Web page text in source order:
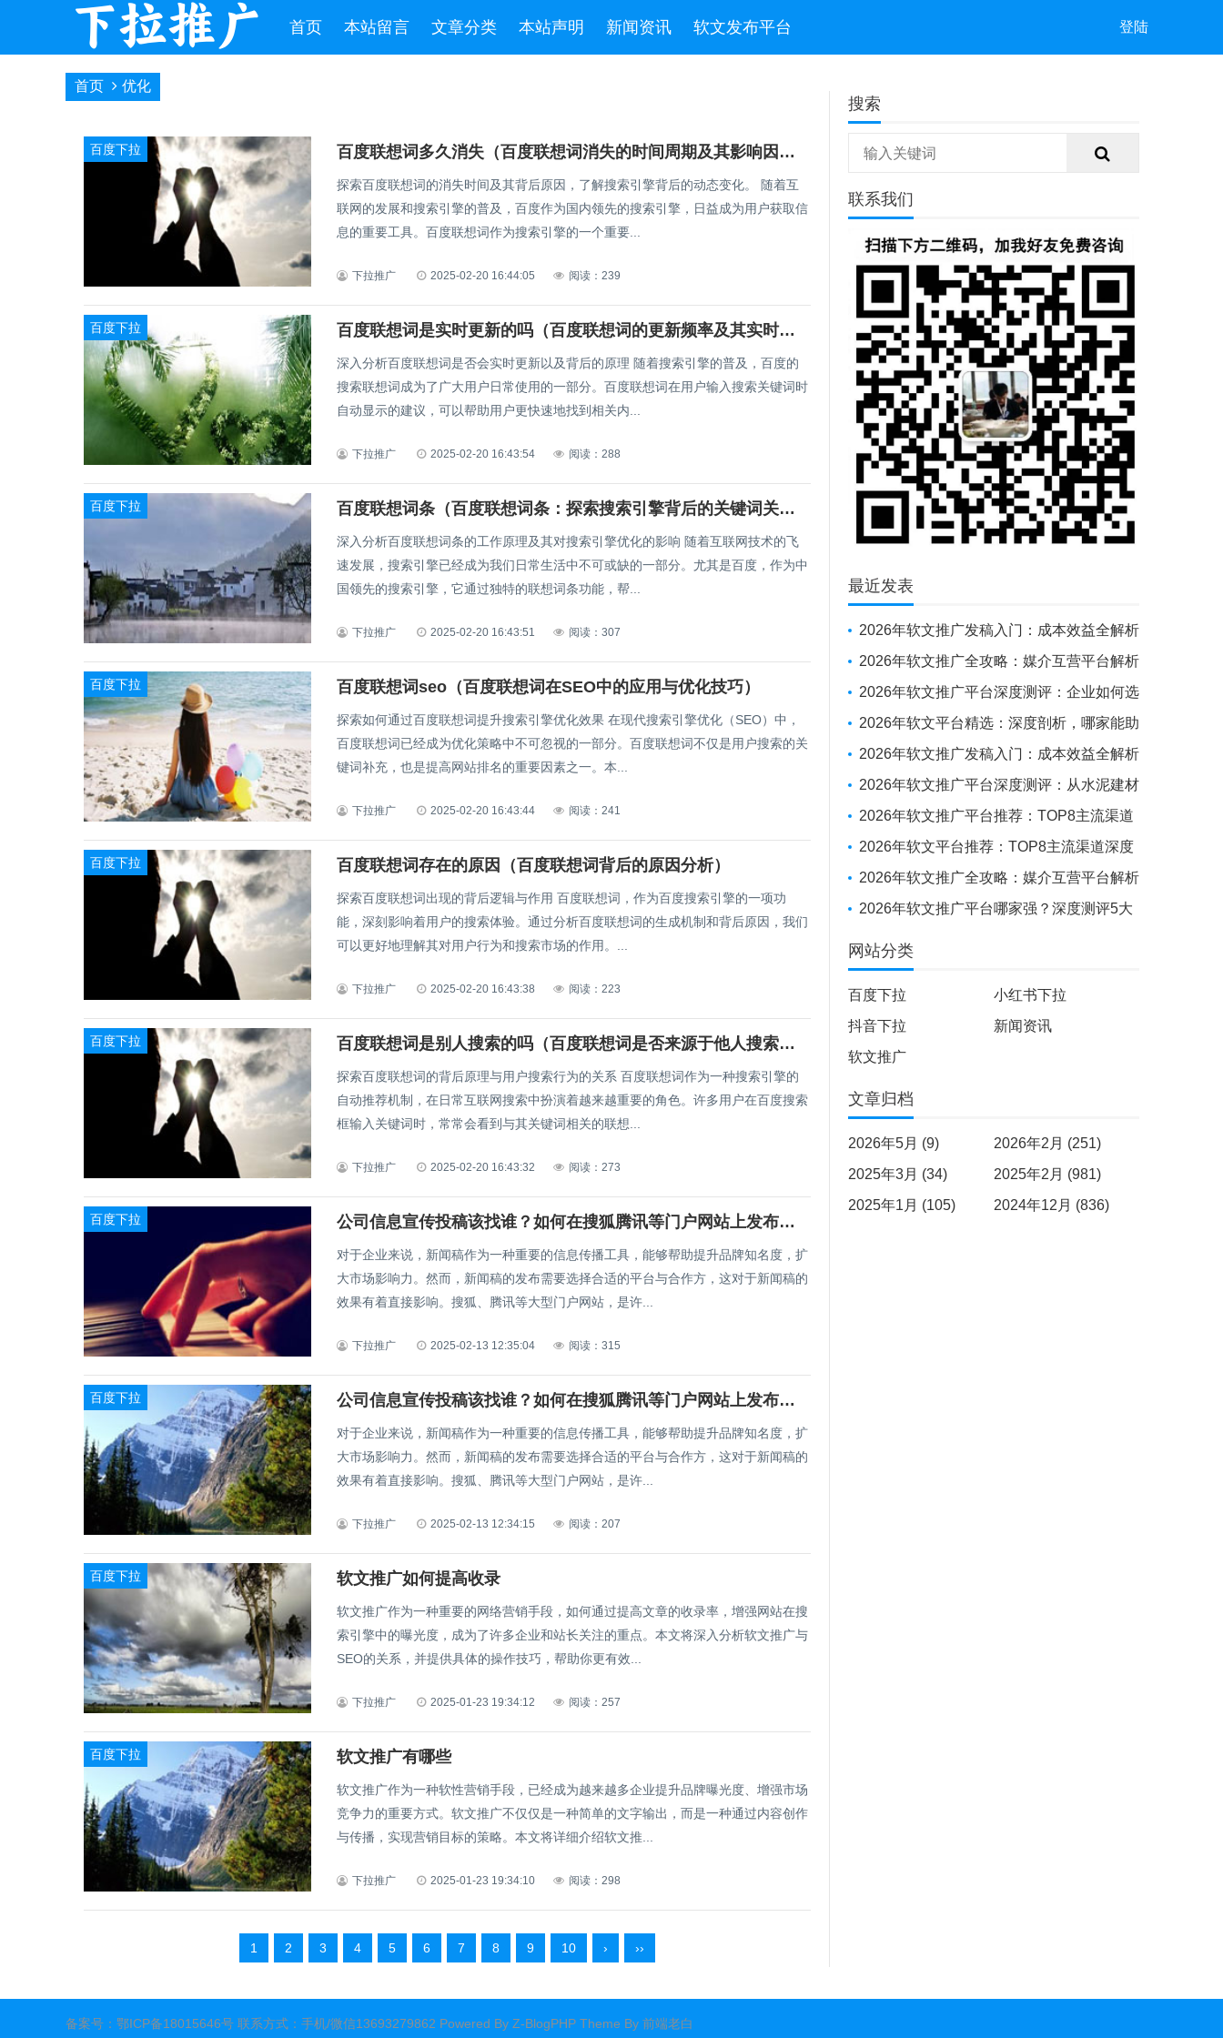
首页 本站留言 文章分类 本站声明 新闻资讯 软文发布平台 登陆
首页 优化
百度下拉 百度联想词多久消失（百度联想词消失的时间周期及其影响因素解析）
探索百度联想词的消失时间及其背后原因，了解搜索引擎背后的动态变化。 随着互
联网的发展和搜索引擎的普及，百度作为国内领先的搜索引擎，日益成为用户获取信
息的重要工具。百度联想词作为搜索引擎的一个重要...
下拉推广 2025-02-20 16:44:05 阅读：239
百度下拉 百度联想词是实时更新的吗（百度联想词的更新频率及其实时性探讨）
深入分析百度联想词是否会实时更新以及背后的原理 随着搜索引擎的普及，百度的
搜索联想词成为了广大用户日常使用的一部分。百度联想词在用户输入搜索关键词时
自动显示的建议，可以帮助用户更快速地找到相关内...
下拉推广 2025-02-20 16:43:54 阅读：288
百度下拉 百度联想词条（百度联想词条：探索搜索引擎背后的关键词关联）
深入分析百度联想词条的工作原理及其对搜索引擎优化的影响 随着互联网技术的飞
速发展，搜索引擎已经成为我们日常生活中不可或缺的一部分。尤其是百度，作为中
国领先的搜索引擎，它通过独特的联想词条功能，帮...
下拉推广 2025-02-20 16:43:51 阅读：307
百度下拉 百度联想词seo（百度联想词在SEO中的应用与优化技巧）
探索如何通过百度联想词提升搜索引擎优化效果 在现代搜索引擎优化（SEO）中，
百度联想词已经成为优化策略中不可忽视的一部分。百度联想词不仅是用户搜索的关
键词补充，也是提高网站排名的重要因素之一。本...
下拉推广 2025-02-20 16:43:44 阅读：241
百度下拉 百度联想词存在的原因（百度联想词背后的原因分析）
探索百度联想词出现的背后逻辑与作用 百度联想词，作为百度搜索引擎的一项功
能，深刻影响着用户的搜索体验。通过分析百度联想词的生成机制和背后原因，我们
可以更好地理解其对用户行为和搜索市场的作用。...
下拉推广 2025-02-20 16:43:38 阅读：223
百度下拉 百度联想词是别人搜索的吗（百度联想词是否来源于他人搜索行为？）
探索百度联想词的背后原理与用户搜索行为的关系 百度联想词作为一种搜索引擎的
自动推荐机制，在日常互联网搜索中扮演着越来越重要的角色。许多用户在百度搜索
框输入关键词时，常常会看到与其关键词相关的联想...
下拉推广 2025-02-20 16:43:32 阅读：273
百度下拉 公司信息宣传投稿该找谁？如何在搜狐腾讯等门户网站上发布新闻稿（如何选择正确的合作方在搜狐腾讯等门户网站发布新闻稿？）
对于企业来说，新闻稿作为一种重要的信息传播工具，能够帮助提升品牌知名度，扩
大市场影响力。然而，新闻稿的发布需要选择合适的平台与合作方，这对于新闻稿的
效果有着直接影响。搜狐、腾讯等大型门户网站，是许...
下拉推广 2025-02-13 12:35:04 阅读：315
百度下拉 公司信息宣传投稿该找谁？如何在搜狐腾讯等门户网站上发布新闻稿（如何选择正确的合作方在搜狐腾讯等门户网站发布新闻稿？）
对于企业来说，新闻稿作为一种重要的信息传播工具，能够帮助提升品牌知名度，扩
大市场影响力。然而，新闻稿的发布需要选择合适的平台与合作方，这对于新闻稿的
效果有着直接影响。搜狐、腾讯等大型门户网站，是许...
下拉推广 2025-02-13 12:34:15 阅读：207
百度下拉 软文推广如何提高收录
软文推广作为一种重要的网络营销手段，如何通过提高文章的收录率，增强网站在搜
索引擎中的曝光度，成为了许多企业和站长关注的重点。本文将深入分析软文推广与
SEO的关系，并提供具体的操作技巧，帮助你更有效...
下拉推广 2025-01-23 19:34:12 阅读：257
百度下拉 软文推广有哪些
软文推广作为一种软性营销手段，已经成为越来越多企业提升品牌曝光度、增强市场
竞争力的重要方式。软文推广不仅仅是一种简单的文字输出，而是一种通过内容创作
与传播，实现营销目标的策略。本文将详细介绍软文推...
下拉推广 2025-01-23 19:34:10 阅读：298
1 2 3 4 5 6 7 8 9 10 › ››
搜索
联系我们
最近发表
2026年软文推广发稿入门：成本效益全解析
与新手操作指南
2026年软文推广全攻略：媒介互营平台解析
+避坑实战经验
2026年软文推广平台深度测评：企业如何选
对“伙伴”，实现品牌曝光与SEO优化的双重突
围
2026年软文平台精选：深度剖析，哪家能助
力企业抢占传播制高点？
2026年软文推广发稿入门：成本效益全解析
与新手操作指南
2026年软文推广平台深度测评：从水泥建材
投放到全球化布局，如何选择你的“媒体发稿
供应商”？
2026年软文推广平台推荐：TOP8主流渠道
深度测评
2026年软文平台推荐：TOP8主流渠道深度
测评报告
2026年软文推广全攻略：媒介互营平台解析
+避坑实战经验
2026年软文推广平台哪家强？深度测评5大
平台，助品牌高效出圈
网站分类
百度下拉
小红书下拉
抖音下拉
新闻资讯
软文推广
文章归档
2026年5月 (9)
2026年2月 (251)
2025年3月 (34)
2025年2月 (981)
2025年1月 (105)
2024年12月 (836)
备案号： 鄂ICP备18015646号 联系方式：手机/微信13693279862 Powered By Z-BlogPHP Theme By 前端老白